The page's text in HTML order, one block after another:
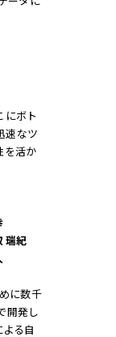
にボト
速なツ
を活か
瑞紀
に数千
開発し
る自